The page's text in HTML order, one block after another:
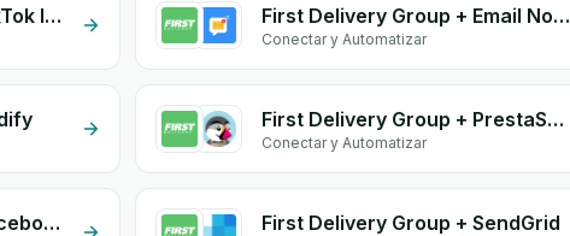
First Delivery Group + TikTok Inbox First Delivery Group + Email Notifications by eGrow
Conectar y Automatizar
First Delivery Group + PrestaShop
Conectar y Automatizar
First Delivery Group + Facebook Conversion API (CAPI) First Delivery Group + SendGrid